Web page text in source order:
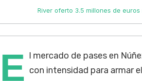
River oferto 3.5 millones de
E l mercado de pases en
con intensidad para armar